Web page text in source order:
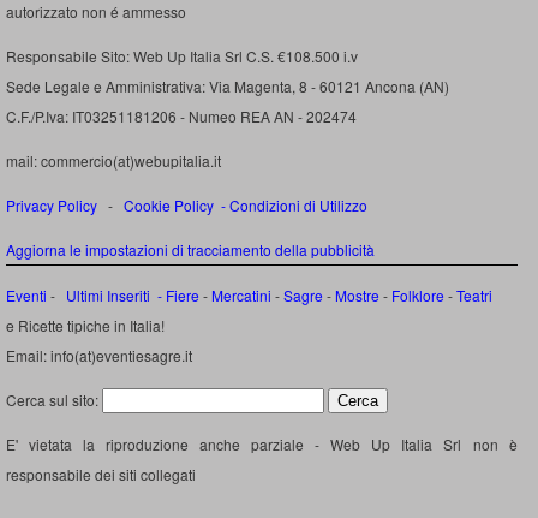
autorizzato non é ammesso
Responsabile Sito: Web Up Italia Srl C.S. €108.500 i.v
Sede Legale e Amministrativa: Via Magenta, 8 - 60121 Ancona (AN)
C.F./P.Iva: IT03251181206 - Numeo REA AN - 202474
mail: commercio(at)webupitalia.it
Privacy Policy - Cookie Policy -Condizioni di Utilizzo
Aggiorna le impostazioni di tracciamento della pubblicità
Eventi - Ultimi Inseriti - Fiere - Mercatini -Sagre - Mostre - Folklore -Teatri
e Ricette tipiche in Italia!
Email: info(at)eventiesagre.it
Cerca sul sito:
E' vietata la riproduzione anche parziale - Web Up Italia Srl non è
responsabile dei siti collegati